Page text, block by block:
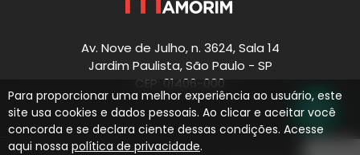
Av. Nove de Julho, n. 3624, Sala 14
Jardim Paulista, São Paulo - SP
CEP: 01406-000
Para proporcionar uma melhor experiência ao usuário, este
site usa cookies e dados pessoais. Ao clicar e aceitar você
concorda e se declara ciente dessas condições. Acesse
aqui nossa política de privacidade.